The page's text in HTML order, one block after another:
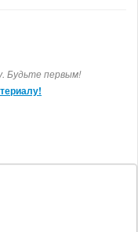
Будьте первым!